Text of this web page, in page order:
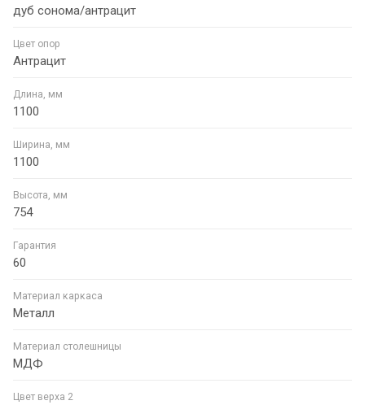
дуб сонома/антрацит
Цвет опор
Антрацит
Длина, мм
1100
Ширина, мм
1100
Высота, мм
754
Гарантия
60
Материал каркаса
Металл
Материал столешницы
МДФ
Цвет верха 2